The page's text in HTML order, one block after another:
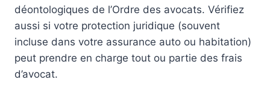
déontologiques de l’Ordre des avocats. Vérifiez
aussi si votre protection juridique (souvent
incluse dans votre assurance auto ou habitation)
peut prendre en charge tout ou partie des frais
d’avocat.